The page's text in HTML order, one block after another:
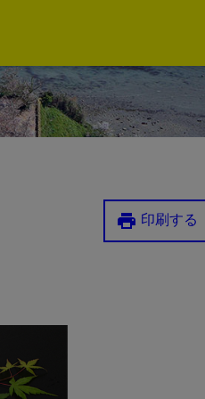
print 印刷する